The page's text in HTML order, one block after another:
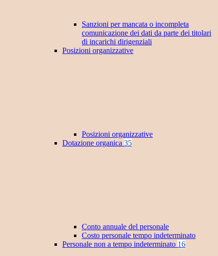
Sanzioni per mancata o incompleta
comunicazione dei dati da parte dei titolari
di incarichi dirigenziali
Posizioni organizzative
Posizioni organizzative
Dotazione organica 35
Conto annuale del personale
Costo personale tempo indeterminato
Personale non a tempo indeterminato 16